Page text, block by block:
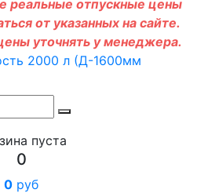
реальные отпускные цены
от указанных на сайте.
уточнять у менеджера.
пуста
0
0 руб